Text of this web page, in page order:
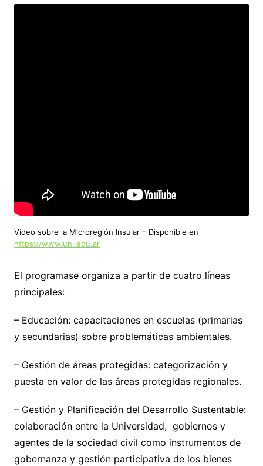
Video sobre la Microregión Insular – Disponible en
https://www.unl.edu.ar
El programase organiza a partir de cuatro líneas
principales:
– Educación: capacitaciones en escuelas (primarias
y secundarias) sobre problemáticas ambientales.
– Gestión de áreas protegidas: categorización y
puesta en valor de las áreas protegidas regionales.
– Gestión y Planificación del Desarrollo Sustentable:
colaboración entre la Universidad, gobiernos y
agentes de la sociedad civil como instrumentos de
gobernanza y gestión participativa de los bienes